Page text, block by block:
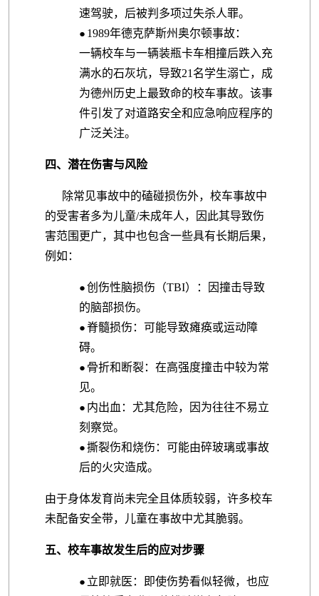
速驾驶，后被判多项过失杀人罪。
● 1989年德克萨斯州奥尔顿事故：
一辆校车与一辆装瓶卡车相撞后跌入充
满水的石灰坑，导致21名学生溺亡，成
为德州历史上最致命的校车事故。该事
件引发了对道路安全和应急响应程序的
广泛关注。
四、潜在伤害与风险
除常见事故中的磕碰损伤外，校车事故中
的受害者多为儿童/未成年人，因此其导致伤
害范围更广，其中也包含一些具有长期后果，
例如：
●创伤性脑损伤（TBI）：因撞击导致
的脑部损伤。
●脊髓损伤：可能导致瘫痪或运动障
碍。
● 骨折和断裂：在高强度撞击中较为常
见。
● 内出血：尤其危险，因为往往不易立
刻察觉。
●撕裂伤和烧伤：可能由碎玻璃或事故
后的火灾造成。
由于身体发育尚未完全且体质较弱，许多校车
未配备安全带，儿童在事故中尤其脆弱。
五、校车事故发生后的应对步骤
● 立即就医：即使伤势看似轻微，也应